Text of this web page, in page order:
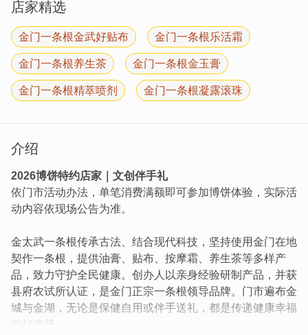
店家精选
金门一条根金武好贴布 金门一条根乐活霜
金门一条根养生茶 金门一条根金玉膏
金门一条根精萃喷剂 金门一条根凝露滚珠
介绍
2026博饼特约店家｜文创伴手礼
依门市活动办法，单笔消费满额即可参加博饼体验，实际活
动内容依现场公告为准。
金太武一条根传承古法、结合现代科技，坚持使用金门在地
契作一条根，提供油膏、贴布、按摩霜、养生茶等多样产
品，致力守护全民健康。创办人以亲身经验研制产品，并获
县府农试所认证，是金门正宗一条根领导品牌。门市遍布金
城与金湖，无论是保健自用或伴手送礼，都是传递健康幸福
的好选择。